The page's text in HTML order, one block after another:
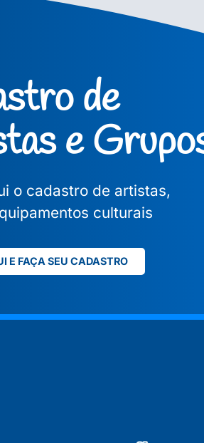
de
e
o cadastro de artistas,
culturais
E FAÇA SEU CADASTRO